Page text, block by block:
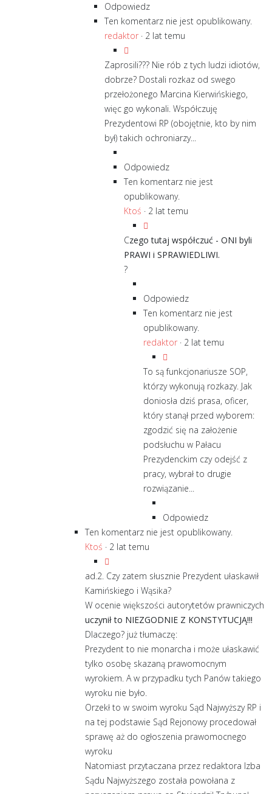
Odpowiedz
Ten komentarz nie jest opublikowany.
redaktor · 2 lat temu
Zaprosili??? Nie rób z tych ludzi idiotów,
dobrze? Dostali rozkaz od swego
przełożonego Marcina Kierwińskiego,
więc go wykonali. Współczuję
Prezydentowi RP (obojętnie, kto by nim
był) takich ochroniarzy...
Odpowiedz
Ten komentarz nie jest
opublikowany.
Ktoś · 2 lat temu
Czego tutaj współczuć - ONI byli
PRAWI i SPRAWIEDLIWI.
?
Odpowiedz
Ten komentarz nie jest
opublikowany.
redaktor · 2 lat temu
To są funkcjonariusze SOP,
którzy wykonują rozkazy. Jak
doniosła dziś prasa, oficer,
który stanął przed wyborem:
zgodzić się na założenie
podsłuchu w Pałacu
Prezydenckim czy odejść z
pracy, wybrał to drugie
rozwiązanie...
Odpowiedz
Ten komentarz nie jest opublikowany.
Ktoś · 2 lat temu
ad.2. Czy zatem słusznie Prezydent ułaskawił
Kamińskiego i Wąsika?
W ocenie większości autorytetów prawniczych
uczynił to NIEZGODNIE Z KONSTYTUCJĄ!!!
Dlaczego? już tłumaczę:
Prezydent to nie monarcha i może ułaskawić
tylko osobę skazaną prawomocnym
wyrokiem. A w przypadku tych Panów takiego
wyroku nie było.
Orzekł to w swoim wyroku Sąd Najwyższy RP i
na tej podstawie Sąd Rejonowy procedował
sprawę aż do ogłoszenia prawomocnego
wyroku
Natomiast przytaczana przez redaktora Izba
Sądu Najwyższego została powołana z